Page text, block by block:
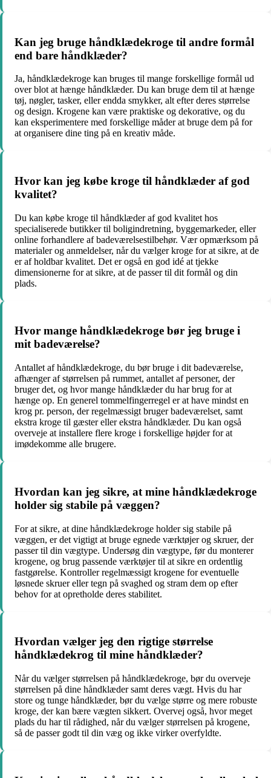
Kan jeg bruge håndklædekroge til andre formål
end bare håndklæder?
Ja, håndklædekroge kan bruges til mange forskellige formål ud
over blot at hænge håndklæder. Du kan bruge dem til at hænge
tøj, nøgler, tasker, eller endda smykker, alt efter deres størrelse
og design. Krogene kan være praktiske og dekorative, og du
kan eksperimentere med forskellige måder at bruge dem på for
at organisere dine ting på en kreativ måde.
Hvor kan jeg købe kroge til håndklæder af god
kvalitet?
Du kan købe kroge til håndklæder af god kvalitet hos
specialiserede butikker til boligindretning, byggemarkeder, eller
online forhandlere af badeværelsestilbehør. Vær opmærksom på
materialer og anmeldelser, når du vælger kroge for at sikre, at de
er af holdbar kvalitet. Det er også en god idé at tjekke
dimensionerne for at sikre, at de passer til dit formål og din
plads.
Hvor mange håndklædekroge bør jeg bruge i
mit badeværelse?
Antallet af håndklædekroge, du bør bruge i dit badeværelse,
afhænger af størrelsen på rummet, antallet af personer, der
bruger det, og hvor mange håndklæder du har brug for at
hænge op. En generel tommelfingerregel er at have mindst en
krog pr. person, der regelmæssigt bruger badeværelset, samt
ekstra kroge til gæster eller ekstra håndklæder. Du kan også
overveje at installere flere kroge i forskellige højder for at
imødekomme alle brugere.
Hvordan kan jeg sikre, at mine håndklædekroge
holder sig stabile på væggen?
For at sikre, at dine håndklædekroge holder sig stabile på
væggen, er det vigtigt at bruge egnede værktøjer og skruer, der
passer til din vægtype. Undersøg din vægtype, før du monterer
krogene, og brug passende værktøjer til at sikre en ordentlig
fastgørelse. Kontroller regelmæssigt krogene for eventuelle
løsnede skruer eller tegn på svaghed og stram dem op efter
behov for at opretholde deres stabilitet.
Hvordan vælger jeg den rigtige størrelse
håndklædekrog til mine håndklæder?
Når du vælger størrelsen på håndklædekroge, bør du overveje
størrelsen på dine håndklæder samt deres vægt. Hvis du har
store og tunge håndklæder, bør du vælge større og mere robuste
kroge, der kan bære vægten sikkert. Overvej også, hvor meget
plads du har til rådighed, når du vælger størrelsen på krogene,
så de passer godt til din væg og ikke virker overfyldte.